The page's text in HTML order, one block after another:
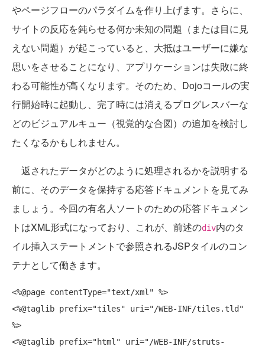
やページフローのパラダイムを作り上げます。さらに、
サイトの反応を鈍らせる何か未知の問題（または目に見
えない問題）が起こっていると、大抵はユーザーに嫌な
思いをさせることになり、アプリケーションは失敗に終
わる可能性が高くなります。そのため、Dojoコールの実
行開始時に起動し、完了時には消えるプログレスバーな
どのビジュアルキュー（視覚的な合図）の追加を検討し
たくなるかもしれません。
返されたデータがどのように処理されるかを説明する
前に、そのデータを保持する応答ドキュメントを見てみ
ましょう。今回の有名人ソートのための応答ドキュメン
トはXML形式になっており、これが、前述のdiv内のタ
イル挿入ステートメントで参照されるJSPタイルのコン
テナとして働きます。
<%@page contentType="text/xml" %>
<%@taglib prefix="tiles" uri="/WEB-INF/tiles.tld"
%>
<%@taglib prefix="html" uri="/WEB-INF/struts-